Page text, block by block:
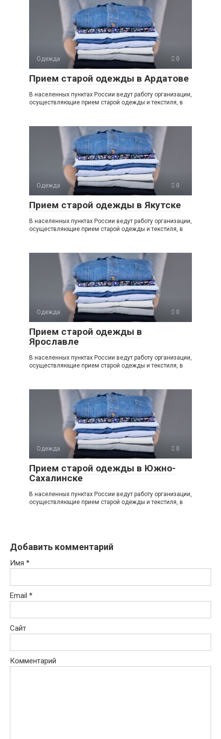
Одежда 0
Прием старой одежды в Ардатове
В населенных пунктах России ведут работу организации,
осуществляющие прием старой одежды и текстиля, в
Одежда 0
Прием старой одежды в Якутске
В населенных пунктах России ведут работу организации,
осуществляющие прием старой одежды и текстиля, в
Одежда 0
Прием старой одежды в
Ярославле
В населенных пунктах России ведут работу организации,
осуществляющие прием старой одежды и текстиля, в
Одежда 0
Прием старой одежды в Южно-
Сахалинске
В населенных пунктах России ведут работу организации,
осуществляющие прием старой одежды и текстиля, в
Добавить комментарий
Имя *
Email *
Сайт
Комментарий